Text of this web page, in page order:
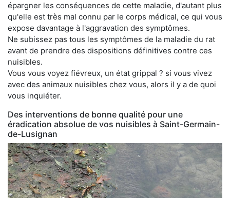
épargner les conséquences de cette maladie, d'autant plus
qu'elle est très mal connu par le corps médical, ce qui vous
expose davantage à l'aggravation des symptômes.
Ne subissez pas tous les symptômes de la maladie du rat
avant de prendre des dispositions définitives contre ces
nuisibles.
Vous vous voyez fiévreux, un état grippal ? si vous vivez
avec des animaux nuisibles chez vous, alors il y a de quoi
vous inquiéter.
Des interventions de bonne qualité pour une
éradication absolue de vos nuisibles à Saint-Germain-
de-Lusignan